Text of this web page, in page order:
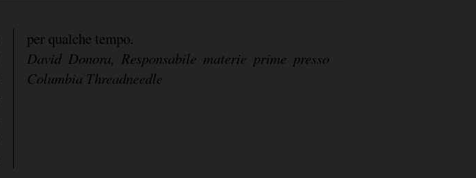
per qualche tempo.
David Donora, Responsabile materie prime presso
Columbia Threadneedle